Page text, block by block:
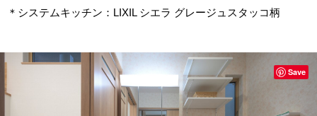
＊システムキッチン：LIXIL シエラ グレージュスタッコ柄
Save